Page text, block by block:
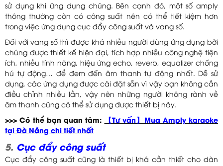
sử dụng khi ứng dụng chúng. Bên cạnh đó, một số amply
thông thường còn có công suất nên có thể tiết kiệm hơn
trong việc ứng dụng cục đẩy công suất và vang số.
Đối với vang số thì được khá nhiều người dùng ứng dụng bởi
chúng được thiết kế hiện đại, tích hợp nhiều công nghệ tiện
ích, nhiều tính năng, hiệu ứng echo, reverb, equalizer chống
hú tự động… để đem đến âm thanh tự động nhất. Dễ sử
dụng, các ứng dụng được cài đặt sẵn vì vậy bạn không cần
điều chỉnh nhiều lần, vậy nên những người không rành về
âm thanh cũng có thể sử dụng được thiết bị này.
>>> Có thể bạn quan tâm:
【Tư vấn】Mua Amply karaoke
tại Đà Nẵng chi tiết nhất
5. Cục đẩy công suất
Cục đẩy công suất cũng là thiết bị khá cần thiết cho dàn